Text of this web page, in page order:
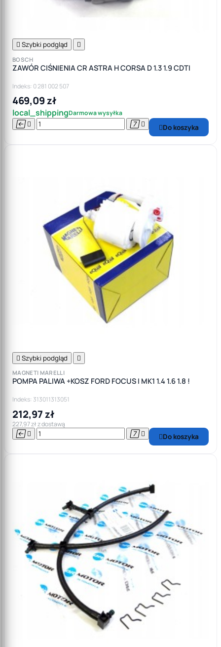
 Szybki podgląd 
BOSCH
ZAWÓR CIŚNIENIA CR ASTRA H CORSA D 1.3 1.9 CDTI
Indeks: 0 281 002 507
469,09 zł
local_shippingDarmowa wysyłka
    Do koszyka
 Szybki podgląd 
MAGNETI MARELLI
POMPA PALIWA +KOSZ FORD FOCUS I MK1 1.4 1.6 1.8 !
Indeks: 313011313051
212,97 zł
227,97 zł z dostawą
    Do koszyka